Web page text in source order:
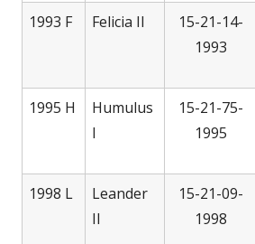
1993 F Felicia II
15-21-14-
1993
1995 H
Humulus
I
15-21-75-
1995
1998 L
Leander
II
15-21-09-
1998